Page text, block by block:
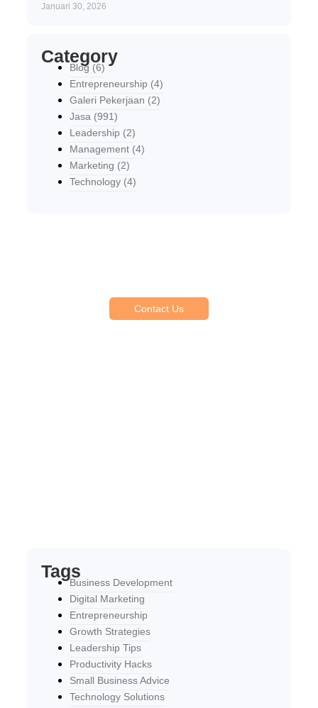
Januari 30, 2026
Category
Blog (6)
Entrepreneurship (4)
Galeri Pekerjaan (2)
Jasa (991)
Leadership (2)
Management (4)
Marketing (2)
Technology (4)
Contact Us
Tags
Business Development
Digital Marketing
Entrepreneurship
Growth Strategies
Leadership Tips
Productivity Hacks
Small Business Advice
Technology Solutions